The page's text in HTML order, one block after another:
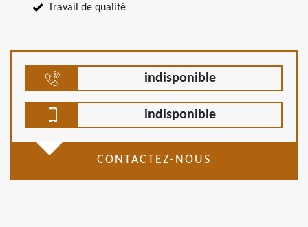
Travail de qualité
indisponible
indisponible
CONTACTEZ-NOUS